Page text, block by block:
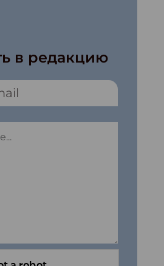
в редакцию